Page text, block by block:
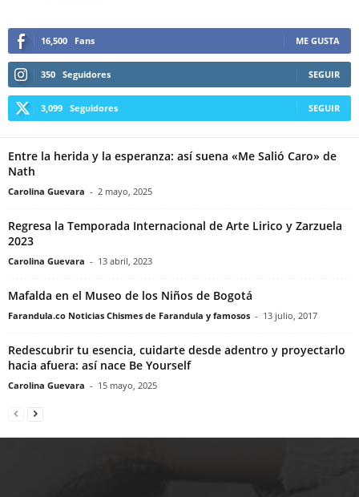
16,500 Fans ME GUSTA
350 Seguidores SEGUIR
3,099 Seguidores SEGUIR
Entre la herida y la esperanza: así suena «Me Salió Caro» de
Nath
Carolina Guevara - 2 mayo, 2025
Regresa la Temporada Internacional de Arte Lirico y Zarzuela
2023
Carolina Guevara - 13 abril, 2023
Mafalda en el Museo de los Niños de Bogotá
Farandula.co Noticias Chismes de Farandula y famosos - 13 julio, 2017
Redescubrir tu esencia, cuidarte desde adentro y proyectarlo
hacia afuera: así nace Be Yourself
Carolina Guevara - 15 mayo, 2025